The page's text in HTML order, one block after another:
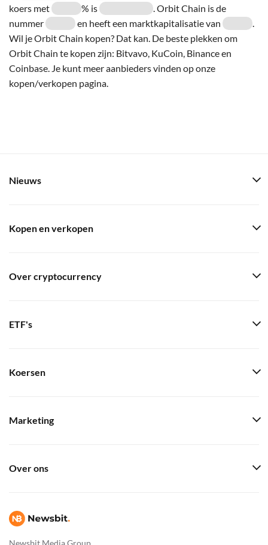
koers met
% is
. Orbit Chain is de
nummer
en heeft een marktkapitalisatie van
.
Wil je Orbit Chain kopen? Dat kan. De beste plekken om
Orbit Chain te kopen zijn: Bitvavo, KuCoin, Binance en
Coinbase. Je kunt meer aanbieders vinden op onze
kopen/verkopen pagina.
Newsbit Media Group
Nieuws
Kopen en verkopen
Over cryptocurrency
ETF's
Koersen
Marketing
Over ons